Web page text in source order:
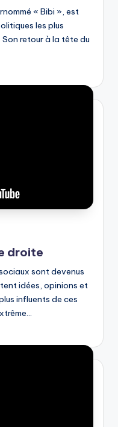
« Bibi », est
les plus
Son retour à la tête du
droite
sont devenus
idées, opinions et
influents de ces